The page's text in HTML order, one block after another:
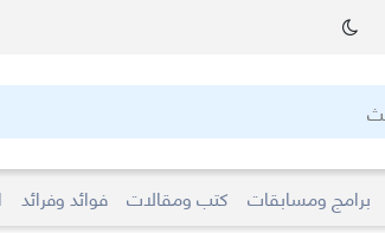
برامج ومسابقات كتب ومقالات فوائد وفرائد